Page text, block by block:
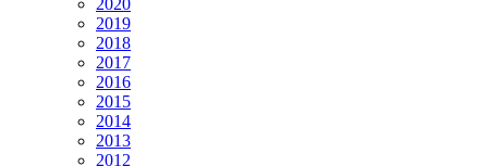
2019
2018
2017
2016
2015
2014
2013
2012